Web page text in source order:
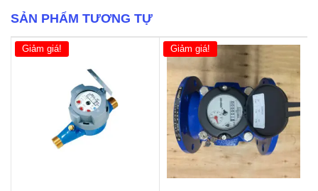
C
số
lượng
SẢN PHẨM TƯƠNG TỰ
Giảm giá! Giảm giá!